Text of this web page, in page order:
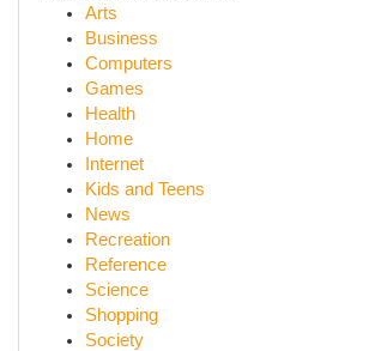
Arts
Business
Computers
Games
Health
Home
Internet
Kids and Teens
News
Recreation
Reference
Science
Shopping
Society